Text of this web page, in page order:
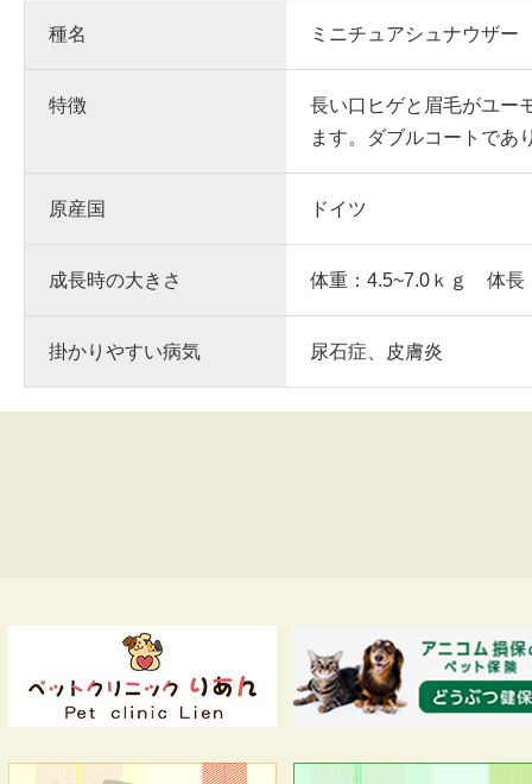
種名 ミニチュアシュナウザー
特徴
長い口ヒゲと眉毛がユー
ます。ダブルコートであ
原産国 ドイツ
成長時の大きさ 体重：4.5~7.0ｋｇ 体
掛かりやすい病気 尿石症、皮膚炎